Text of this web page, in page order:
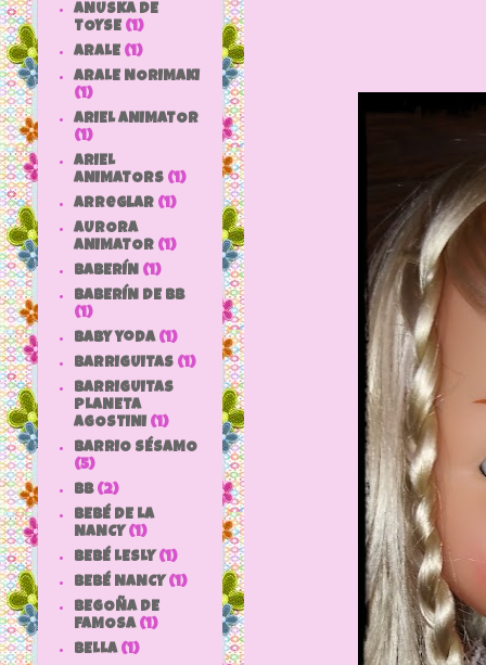
ANUSKA DE
TOYSE (1)
ARALE (1)
ARALE NORIMAKI
(1)
ARIEL ANIMATOR
(1)
ARIEL
ANIMATORS (1)
arreglar (1)
AURORA
ANIMATOR (1)
BABERÍN (1)
BABERÍN DE BB
(1)
baby yoda (1)
BARRIGUITAS (1)
BARRIGUITAS
PLANETA
AGOSTINI (1)
BARRIO SÉSAMO
(5)
bb (2)
BEBÉ DE LA
NANCY (1)
BEBÉ LESLY (1)
BEBÉ NANCY (1)
BEGOÑA DE
FAMOSA (1)
BELLA (1)